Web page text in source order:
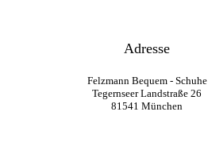
Adresse
Felzmann Bequem - Schuhe
Tegernseer Landstraße 26
81541 München